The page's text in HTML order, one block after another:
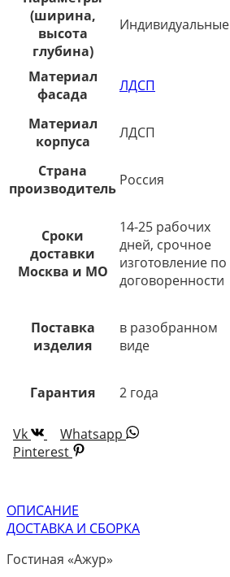
(ширина,
высота
глубина)
Индивидуальные
Материал
фасада
ЛДСП
Материал
корпуса
ЛДСП
Страна
производитель Россия
Сроки
доставки
Москва и МО
14-25 рабочих
дней, срочное
изготовление по
договоренности
Поставка
изделия
в разобранном
виде
Гарантия 2 года
Vk
Whatsapp
Pinterest
ОПИСАНИЕ
ДОСТАВКА И СБОРКА
Гостиная «Ажур»